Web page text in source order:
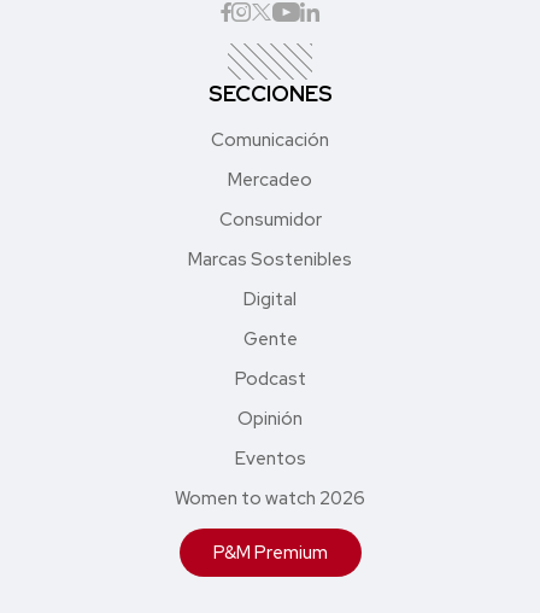
SECCIONES
Comunicación
Mercadeo
Consumidor
Marcas Sostenibles
Digital
Gente
Podcast
Opinión
Eventos
Women to watch 2026
P&M Premium